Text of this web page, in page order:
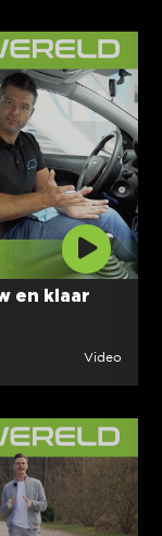
en klaar
Video